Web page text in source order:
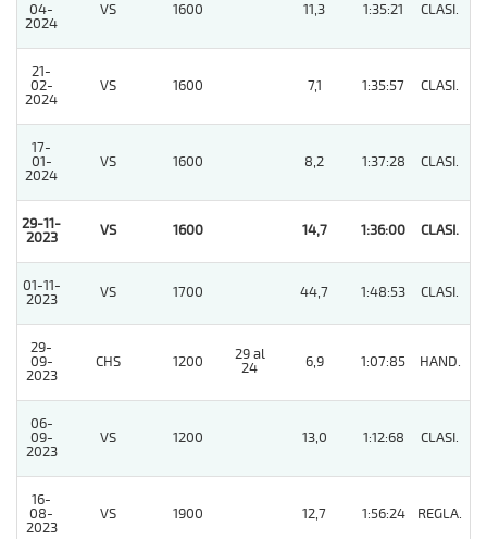
04-
2024
VS 1600 11,3 1:35:21 CLASI.
21-
02-
2024
VS 1600 7,1 1:35:57 CLASI.
17-
01-
2024
VS 1600 8,2 1:37:28 CLASI.
29-11-
2023
VS 1600 14,7 1:36:00 CLASI.
01-11-
2023
VS 1700 44,7 1:48:53 CLASI.
29-
09-
2023
CHS 1200
29 al
24
6,9 1:07:85 HAND.
06-
09-
2023
VS 1200 13,0 1:12:68 CLASI.
16-
08-
2023
VS 1900 12,7 1:56:24 REGLA.